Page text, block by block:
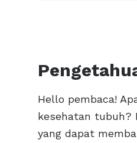
Hello pembaca!
kesehatan tubuh?
yang dapat